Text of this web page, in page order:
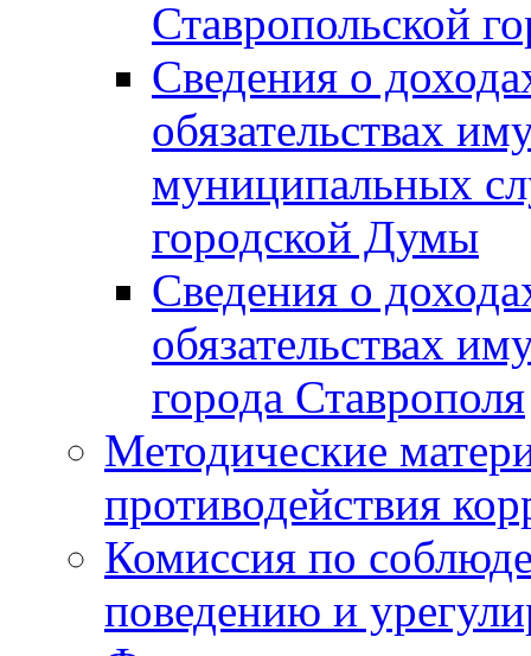
Ставропольской
Сведения о
обязательствах
муниципальных
городской Думы
Сведения о
обязательствах
города Ставрополя
Методические
противодействия
Комиссия по
поведению и